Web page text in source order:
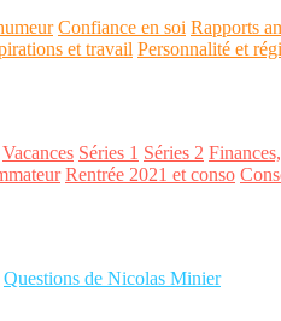
Confiance en soi Rapports
et travail Personnalité et
Vacances Séries 1 Séries 2
Rentrée 2021 et conso
Questions de Nicolas Minier